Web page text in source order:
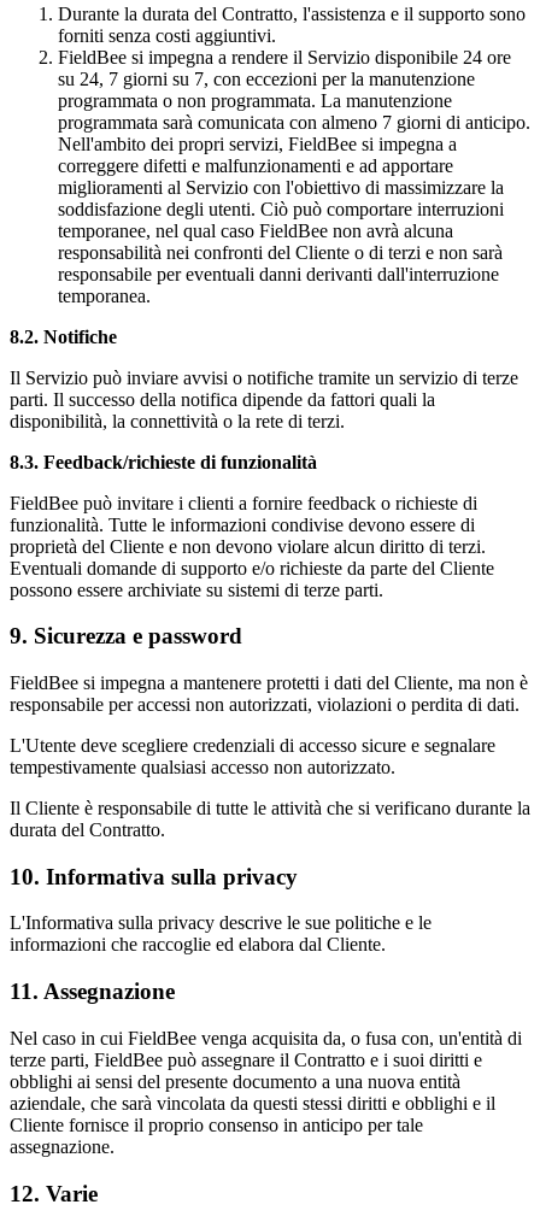
Durante la durata del Contratto, l'assistenza e il supporto sono
forniti senza costi aggiuntivi.
FieldBee si impegna a rendere il Servizio disponibile 24 ore
su 24, 7 giorni su 7, con eccezioni per la manutenzione
programmata o non programmata. La manutenzione
programmata sarà comunicata con almeno 7 giorni di anticipo.
Nell'ambito dei propri servizi, FieldBee si impegna a
correggere difetti e malfunzionamenti e ad apportare
miglioramenti al Servizio con l'obiettivo di massimizzare la
soddisfazione degli utenti. Ciò può comportare interruzioni
temporanee, nel qual caso FieldBee non avrà alcuna
responsabilità nei confronti del Cliente o di terzi e non sarà
responsabile per eventuali danni derivanti dall'interruzione
temporanea.
8.2. Notifiche
Il Servizio può inviare avvisi o notifiche tramite un servizio di terze
parti. Il successo della notifica dipende da fattori quali la
disponibilità, la connettività o la rete di terzi.
8.3. Feedback/richieste di funzionalità
FieldBee può invitare i clienti a fornire feedback o richieste di
funzionalità. Tutte le informazioni condivise devono essere di
proprietà del Cliente e non devono violare alcun diritto di terzi.
Eventuali domande di supporto e/o richieste da parte del Cliente
possono essere archiviate su sistemi di terze parti.
9. Sicurezza e password
FieldBee si impegna a mantenere protetti i dati del Cliente, ma non è
responsabile per accessi non autorizzati, violazioni o perdita di dati.
L'Utente deve scegliere credenziali di accesso sicure e segnalare
tempestivamente qualsiasi accesso non autorizzato.
Il Cliente è responsabile di tutte le attività che si verificano durante la
durata del Contratto.
10. Informativa sulla privacy
L'Informativa sulla privacy descrive le sue politiche e le
informazioni che raccoglie ed elabora dal Cliente.
11. Assegnazione
Nel caso in cui FieldBee venga acquisita da, o fusa con, un'entità di
terze parti, FieldBee può assegnare il Contratto e i suoi diritti e
obblighi ai sensi del presente documento a una nuova entità
aziendale, che sarà vincolata da questi stessi diritti e obblighi e il
Cliente fornisce il proprio consenso in anticipo per tale
assegnazione.
12. Varie